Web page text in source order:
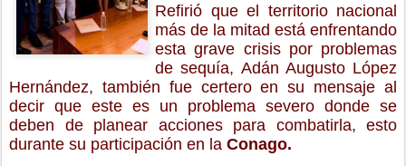
Refirió que el territorio nacional
más de la mitad está enfrentando
esta grave crisis por problemas
de sequía, Adán Augusto López
Hernández, también fue certero en su mensaje al
decir que este es un problema severo donde se
deben de planear acciones para combatirla, esto
durante su participación en la Conago.